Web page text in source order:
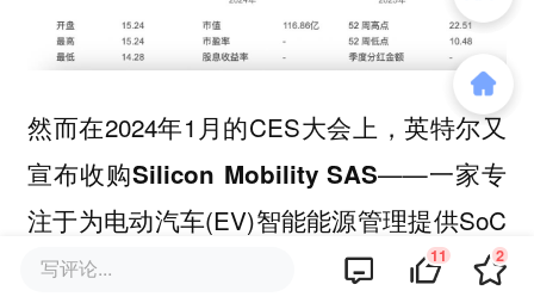
然而在2024年1月的CES大会上，英特尔又
宣布收购Silicon Mobility SAS——一家专
注于为电动汽车(EV)智能能源管理提供SoC
的无晶圆厂芯片和软件公司。彼时英特尔对
写评论... 11 2